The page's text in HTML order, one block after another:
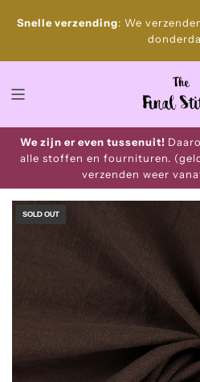
p
o
e
Snelle verzending: We
We zijn er even tussenuit!
alle stoffen en fournituren.
verzenden weer
SOLD OUT